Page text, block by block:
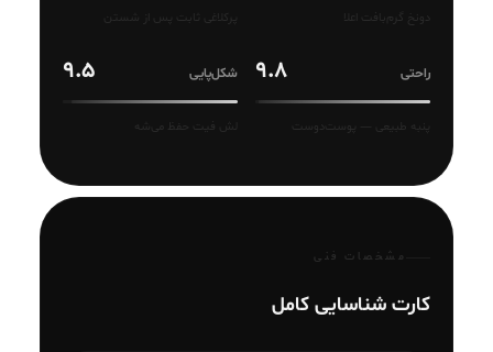
دونخ گرم‌بافت اعلا پرکلاغی ثابت پس از شستن
راحتی 9.8
پنبه طبیعی — پوست‌دوست
شکل‌پایی 9.5
لش فیت حفظ می‌شه
مشخصات فنی
کارت شناسایی کامل